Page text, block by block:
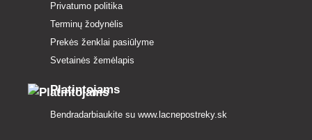
Privatumo politika
Terminų žodynėlis
Prekės ženklai pasiūlyme
Svetainės žemėlapis
Platintojams
Bendradarbiaukite su www.lacnepostreky.sk